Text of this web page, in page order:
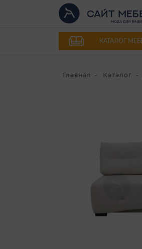
КАТАЛОГ
Главная Каталог